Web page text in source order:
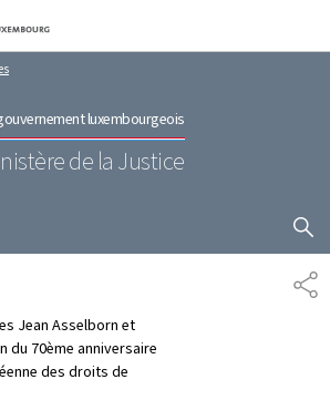
au menu principal
Aller au contenu
luxembourgeois
de la Justice
Jean Asselborn et
du 70ème anniversaire
des droits de